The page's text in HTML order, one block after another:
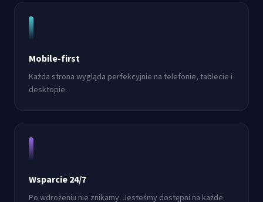
Mobile-first
Każda strona wygląda perfekcyjnie na telefonie, tablecie i
desktopie.
Wsparcie 24/7
Po wdrożeniu nie znikamy. Jesteśmy dostępni na każde